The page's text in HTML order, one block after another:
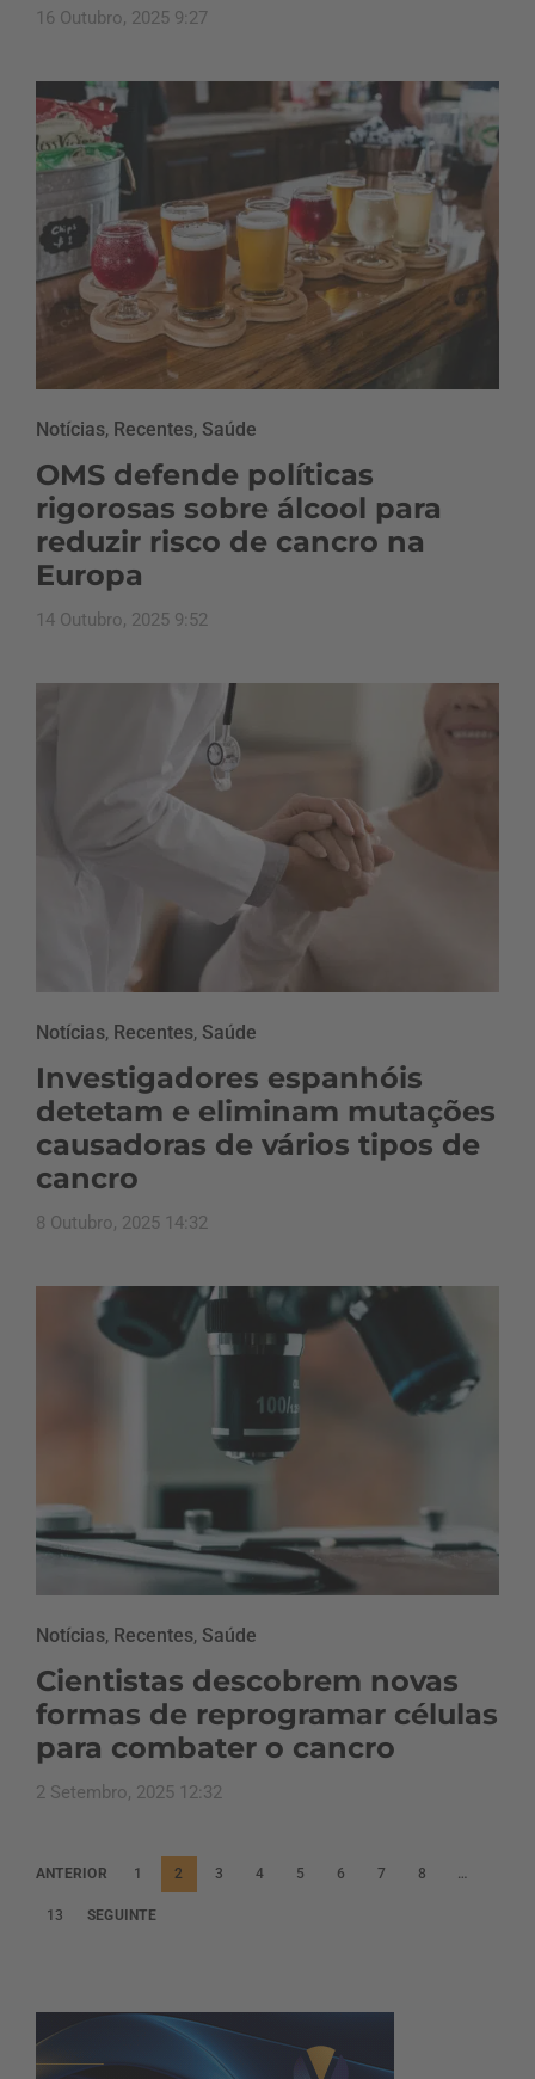
16 Outubro, 2025 9:27
Notícias, Recentes, Saúde
OMS defende políticas
rigorosas sobre álcool para
reduzir risco de cancro na
Europa
14 Outubro, 2025 9:52
Notícias, Recentes, Saúde
Investigadores espanhóis
detetam e eliminam mutações
causadoras de vários tipos de
cancro
8 Outubro, 2025 14:32
Notícias, Recentes, Saúde
Cientistas descobrem novas
formas de reprogramar células
para combater o cancro
2 Setembro, 2025 12:32
P
a
n
a
ANTERIOR 1 2 3 4 5 6 7 8 …
13 SEGUINTE